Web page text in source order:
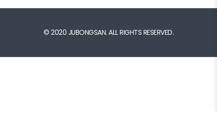
© 2020 JUBONGSAN. ALL RIGHTS RESERVED.